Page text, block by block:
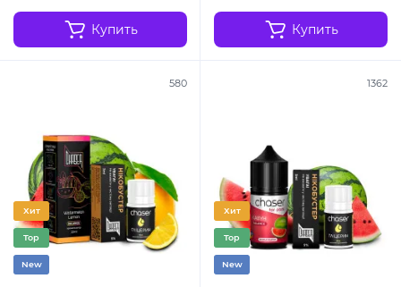
Купить Купить
580
Хит
Top
New
1362
Хит
Top
New